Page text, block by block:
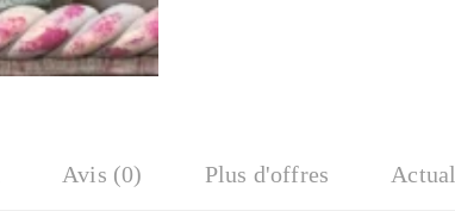
Avis (0) Plus d'offres